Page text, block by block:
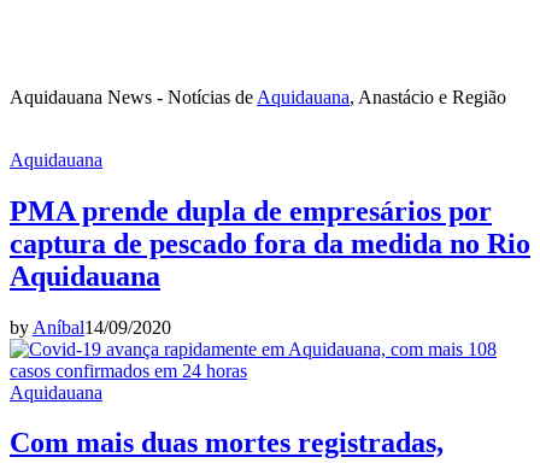
Aquidauana News - Notícias de Aquidauana, Anastácio e Região
Aquidauana
PMA prende dupla de empresários por
captura de pescado fora da medida no Rio
Aquidauana
by Aníbal14/09/2020
Aquidauana
Com mais duas mortes registradas,